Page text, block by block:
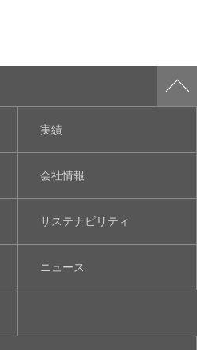
実績
会社情報
サステナビリティ
ニュース